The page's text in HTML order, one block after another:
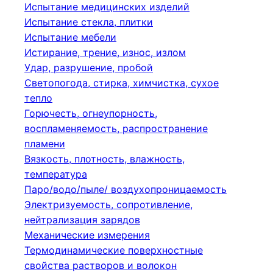
Испытание медицинских изделий
Испытание стекла, плитки
Испытание мебели
Истирание, трение, износ, излом
Удар, разрушение, пробой
Светопогода, стирка, химчистка, сухое
тепло
Горючесть, огнеупорность,
воспламеняемость, распространение
пламени
Вязкость, плотность, влажность,
температура
Паро/водо/пыле/ воздухопроницаемость
Электризуемость, сопротивление,
нейтрализация зарядов
Механические измерения
Термодинамические поверхностные
свойства растворов и волокон